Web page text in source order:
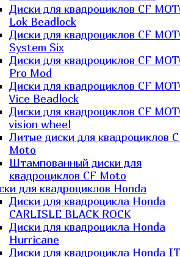
Диски для квадроциклов CF
Lok Beadlock
Диски для квадроциклов CF
System Six
Диски для квадроциклов CF
Pro Mod
Диски для квадроциклов CF
Vice Beadlock
Диски для квадроциклов CF
vision wheel
Литые диски для квадроциклов
Moto
Штампованный диски для
квадроциклов CF Moto
для квадроциклов Honda
Диски для квадроцикла Honda
CARLISLE BLACK ROCK
Диски для квадроцикла Honda
Hurricane
Диски для квадроцикла Honda